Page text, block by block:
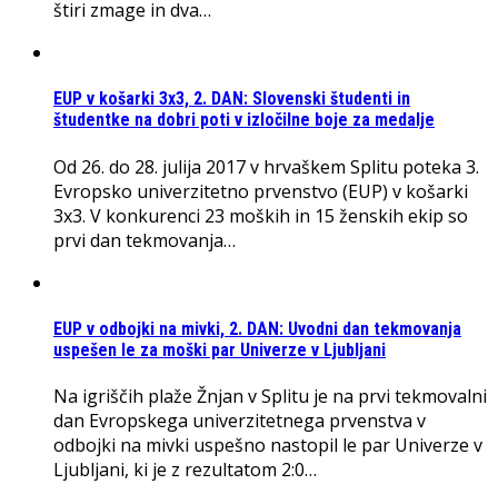
štiri zmage in dva…
EUP v košarki 3x3, 2. DAN: Slovenski študenti in
študentke na dobri poti v izločilne boje za medalje
Od 26. do 28. julija 2017 v hrvaškem Splitu poteka 3.
Evropsko univerzitetno prvenstvo (EUP) v košarki
3x3. V konkurenci 23 moških in 15 ženskih ekip so
prvi dan tekmovanja…
EUP v odbojki na mivki, 2. DAN: Uvodni dan tekmovanja
uspešen le za moški par Univerze v Ljubljani
Na igriščih plaže Žnjan v Splitu je na prvi tekmovalni
dan Evropskega univerzitetnega prvenstva v
odbojki na mivki uspešno nastopil le par Univerze v
Ljubljani, ki je z rezultatom 2:0…